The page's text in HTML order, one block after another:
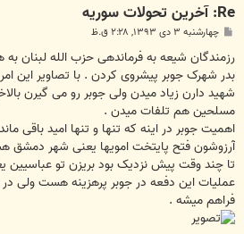
Re: آخرين تحولات سوريه
پ
ت
چهارشنبه ۳ دی ۱۳۹۳, ۲:۲۸ ق.ظ
ﺭﺯﻣﻨﺪﮔﺎﻥ ﺷﯿﻌﻪ ﺑﻪ ﻓﺮﻣﺎﻧﺪﻫﯽ ﺣﺰﺏ ﺍﻟﻠﻪ ﻟﺒﻨﺎﻥ
ﺑﺪﺭ ﺷﻬﺮﮎ ﺟﻮﺑﺮ ﭘﯿﺸﺮﻭﯼ ﮐﺮﺩﻥ . ﺑﺎ ﺗﺼﺎﻭﯾﺮ ﺍﯾﻦ
ﺷﻬﯿﺪ ﺩﺍﺭﻥ ﺯﯾﺎﺩ ﻣﯿﺪﻥ ﻭﻟﯽ ﺟﻮﺑﺮ ﺭﻭ ﻣﯽ ﮔﯿﺮﻥ
ﻣﺴﻠﺤﯿﻦ ﻫﻢ ﺗﻠﻔﺎﺕ ﻣﯿﺪﻥ .
ﺍﻫﻤﯿﺖ ﺟﻮﺑﺮ ﺩﺭ ﺍﯾﻨﻪ ﮐﻪ ﺗﻨﻬﺎ ﻭ ﺗﻨﻬﺎ ﺍﻣﯿﺪ ﺑﺎﻗﯽ
ﺁﺭﺯﻭﺷﻮﻥ ﻓﺘﺢ ﭘﺎﯾﺘﺨﺖ ﺍﻣﻮﯾﻬﺎ ﯾﻌﻨﯽ ﺷﻬﺮ ﺩﻣﺸﻖ
ﺗﺎ ﭼﻨﺪ ﻭﻗﺖ ﭘﯿﺶ ﻧﺰﺩﯾﮏ ﺑﻮﺩ ﺑﺮﯾﺰﻥ ﺗﻮ
ﻋﻤﻠﯿﺎﺕ ﺍﯾﻦ ﺩﻓﻌﻪ ﺩﺭ ﺟﻮﺑﺮ ﭘﺮﻫﺰﯾﻨﻪ ﻫﺴﺖ ﻭﻟﯽ
ﻓﺮﺍﻫﻢ ﻣﯿﺸﻪ .